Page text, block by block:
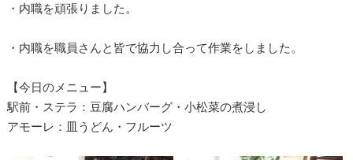
・内職を頑張りました。
・内職を職員さんと皆で協力し合って作業をしました。
【今日のメニュー】
駅前・ステラ：豆腐ハンバーグ・小松菜の煮浸し
アモーレ：皿うどん・フルーツ